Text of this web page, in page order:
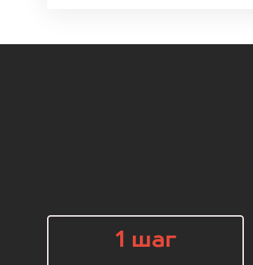
1 шаг